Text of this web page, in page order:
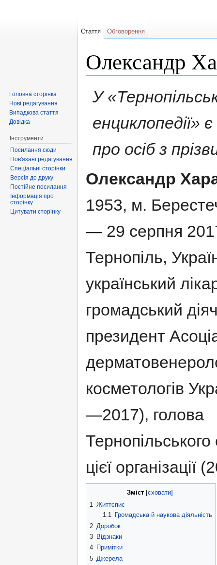
Олександр
У
енциклопедії»
про осіб з
Олександр
1953, м.
— 29 серпня
Тернопіль,
український
громадський
президент
косметологів
—2017), голова
цієї
Зміст сховати
1 Життєпис
1.1
Громадська й наукова діяльність
2 Доробок
3 Відзнаки
4 Примітки
5 Джерела
Стаття Обговорення
Головна сторінка
Нові редагування
Випадкова стаття
Довідка
Інструменти
Посилання сюди
Пов'язані редагування
Спеціальні сторінки
Версія до друку
Постійне посилання
Інформація про
сторінку
Цитувати сторінку